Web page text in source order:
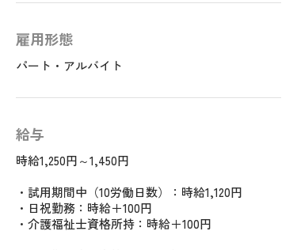
雇用形態
パート・アルバイト
給与
時給1,250円～1,450円
・試用期間中（10労働日数）：時給1,120円
・日祝勤務：時給＋100円
・介護福祉士資格所持：時給＋100円